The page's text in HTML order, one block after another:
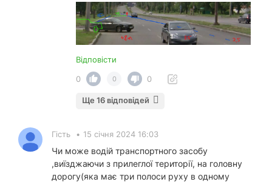
Відповісти
0
0 0
Ще 16 відповідей
Гість • 15 січня 2024 16:03
Чи може водій транспортного засобу
,виїзджаючи з прилеглої території, на головну
дорогу(яка має три полоси руху в одному